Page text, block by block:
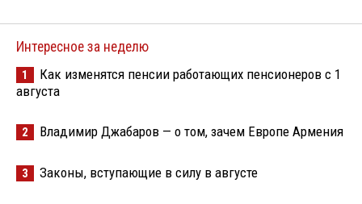
Интересное за неделю
1
Как изменятся пенсии работающих пенсионеров с 1
августа
2 Владимир Джабаров — о том, зачем Европе Армения
3 Законы, вступающие в силу в августе